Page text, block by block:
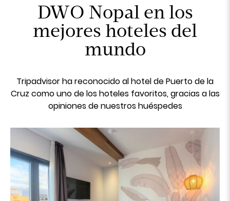
DWO Nopal en los
mejores hoteles del
mundo
Tripadvisor ha reconocido al hotel de Puerto de la
Cruz como uno de los hoteles favoritos, gracias a las
opiniones de nuestros huéspedes